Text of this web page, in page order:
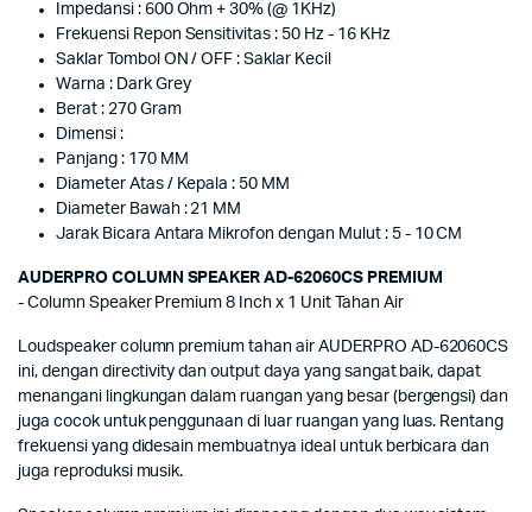
Impedansi : 600 Ohm + 30% (@ 1KHz)
Frekuensi Repon Sensitivitas : 50 Hz - 16 KHz
Saklar Tombol ON / OFF : Saklar Kecil
Warna : Dark Grey
Berat : 270 Gram
Dimensi :
Panjang : 170 MM
Diameter Atas / Kepala : 50 MM
Diameter Bawah : 21 MM
Jarak Bicara Antara Mikrofon dengan Mulut : 5 - 10 CM
AUDERPRO COLUMN SPEAKER AD-62060CS PREMIUM
- Column Speaker Premium 8 Inch x 1 Unit Tahan Air
Loudspeaker column premium tahan air AUDERPRO AD-62060CS
ini, dengan directivity dan output daya yang sangat baik, dapat
menangani lingkungan dalam ruangan yang besar (bergengsi) dan
juga cocok untuk penggunaan di luar ruangan yang luas. Rentang
frekuensi yang didesain membuatnya ideal untuk berbicara dan
juga reproduksi musik.